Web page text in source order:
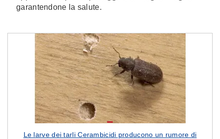
garantendone la salute.
Le larve dei tarli Cerambicidi producono un rumore di